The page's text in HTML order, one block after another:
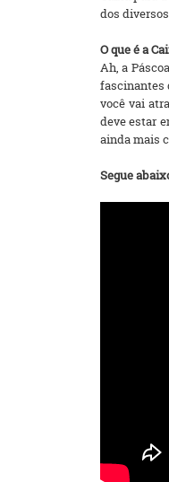
dos
O que é a
Ah, a
fascinantes
você vai
deve estar
ainda mais
Segue